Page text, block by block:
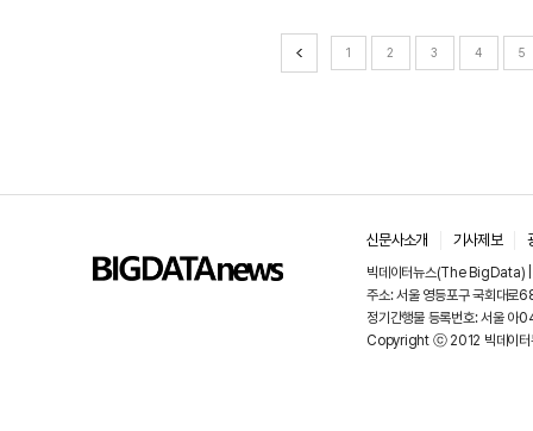
1 2 3 4 5
신문사소개 기사제보
빅데이터뉴스(The BigData) |
주소: 서울 영등포구 국회
정기간행물 등록번호: 서울
Copyright ⓒ 2012 빅데이